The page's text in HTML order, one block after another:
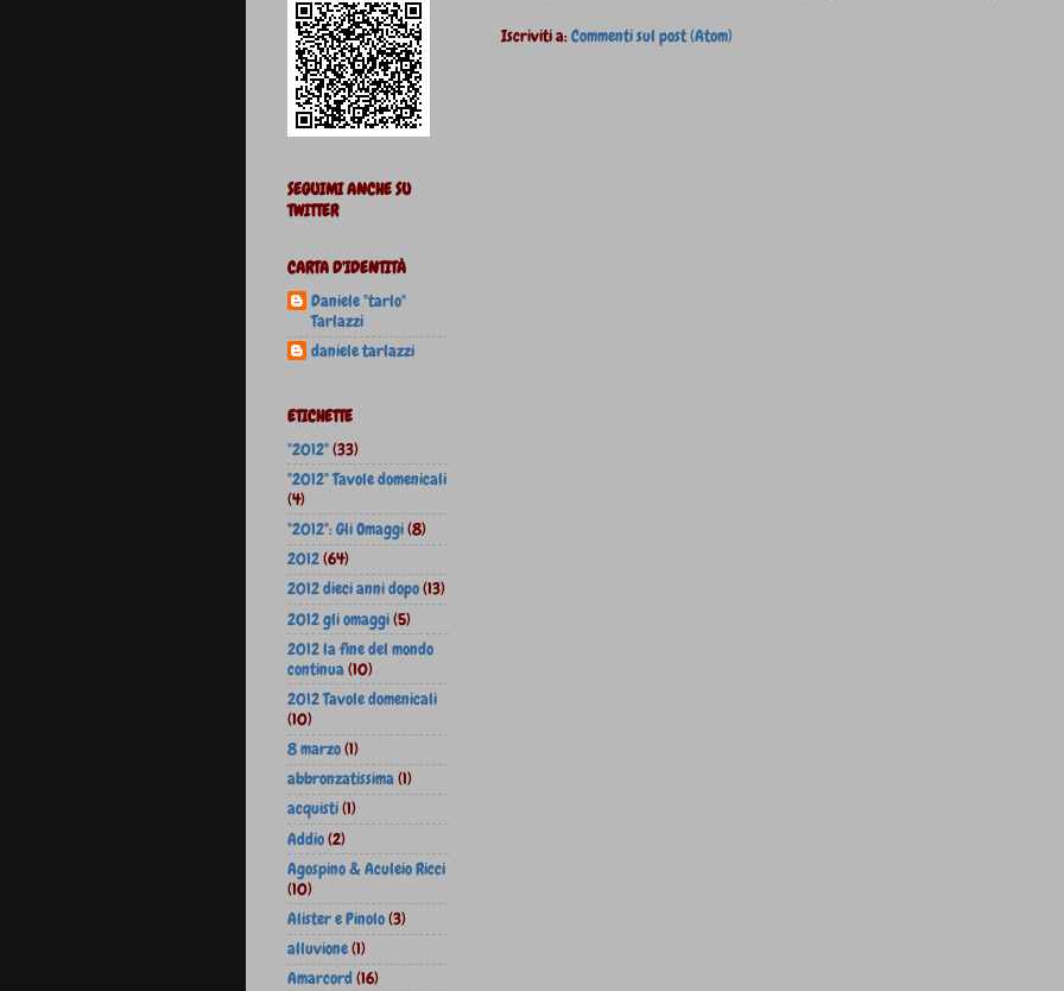
Iscriviti a:Commenti sul post (Atom)
SEGUIMI ANCHE SU
TWITTER
CARTA D'IDENTITÀ
Daniele "tarlo"
Tarlazzi
daniele tarlazzi
ETICHETTE
"2012"(33)
"2012" Tavole domenicali
(4)
"2012": Gli Omaggi(8)
2012(64)
2012 dieci anni dopo(13)
2012 gli omaggi(5)
2012 la fine del mondo
continua(10)
2012 Tavole domenicali
(10)
8 marzo(1)
abbronzatissima(1)
acquisti(1)
Addio(2)
Agospino & Aculeio Ricci
(10)
Alister e Pinolo(3)
alluvione(1)
Amarcord(16)